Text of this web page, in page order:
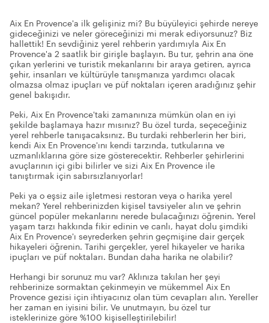
Aix En Provence'a ilk gelişiniz mi? Bu büyüleyici şehirde nereye
gideceğinizi ve neler göreceğinizi mi merak ediyorsunuz? Biz
hallettik! En sevdiğiniz yerel rehberin yardımıyla Aix En
Provence'a 2 saatlik bir girişle başlayın. Bu tur, şehrin ana öne
çıkan yerlerini ve turistik mekanlarını bir araya getiren, ayrıca
şehir, insanları ve kültürüyle tanışmanıza yardımcı olacak
olmazsa olmaz ipuçları ve püf noktaları içeren aradığınız şehir
genel bakışıdır.
Peki, Aix En Provence'taki zamanınıza mümkün olan en iyi
şekilde başlamaya hazır mısınız? Bu özel turda, seçeceğiniz
yerel rehberle tanışacaksınız. Bu turdaki rehberlerin her biri,
kendi Aix En Provence'ını kendi tarzında, tutkularına ve
uzmanlıklarına göre size gösterecektir. Rehberler şehirlerini
avuçlarının içi gibi bilirler ve sizi Aix En Provence ile
tanıştırmak için sabırsızlanıyorlar!
Peki ya o eşsiz aile işletmesi restoran veya o harika yerel
mekan? Yerel rehberinizden kişisel tavsiyeler alın ve şehrin
güncel popüler mekanlarını nerede bulacağınızı öğrenin. Yerel
yaşam tarzı hakkında fikir edinin ve canlı, hayat dolu şimdiki
Aix En Provence'ı seyrederken şehrin geçmişine dair gerçek
hikayeleri öğrenin. Tarihi gerçekler, yerel hikayeler ve harika
ipuçları ve püf noktaları. Bundan daha harika ne olabilir?
Herhangi bir sorunuz mu var? Aklınıza takılan her şeyi
rehberinize sormaktan çekinmeyin ve mükemmel Aix En
Provence gezisi için ihtiyacınız olan tüm cevapları alın. Yereller
her zaman en iyisini bilir. Ve unutmayın, bu özel tur
isteklerinize göre %100 kişiselleştirilebilir!